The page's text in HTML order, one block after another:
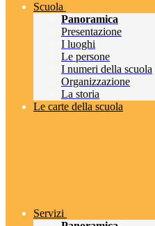
Scuola
Panoramica
Presentazione
I luoghi
Le persone
I numeri della scuola
Organizzazione
La storia
Le carte della scuola
Servizi